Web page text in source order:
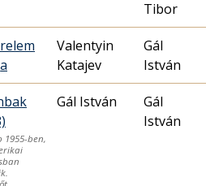
Valentyin
Katajev
Gál
István
1955-ben,
Gál István
Gál
István